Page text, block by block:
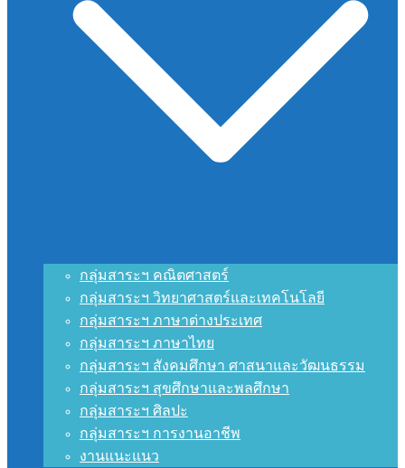
กลุ่มสาระฯ คณิตศาสตร์
กลุ่มสาระฯ วิทยาศาสตร์และเทคโนโลยี
กลุ่มสาระฯ ภาษาต่างประเทศ
กลุ่มสาระฯ ภาษาไทย
กลุ่มสาระฯ สังคมศึกษา ศาสนาและวัฒนธรรม
กลุ่มสาระฯ สุขศึกษาและพลศึกษา
กลุ่มสาระฯ ศิลปะ
กลุ่มสาระฯ การงานอาชีพ
งานแนะแนว